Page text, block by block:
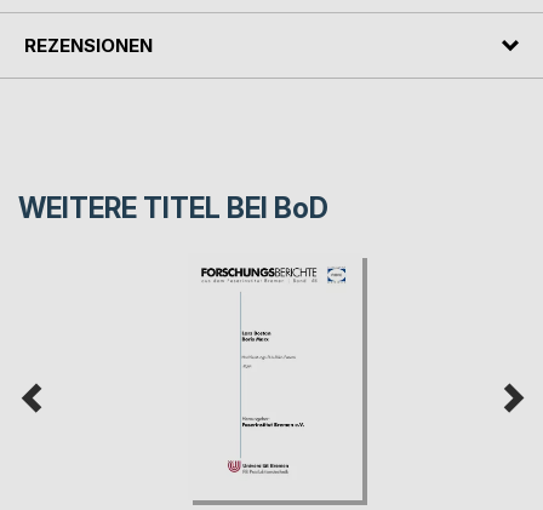
REZENSIONEN
WEITERE TITEL BEI BoD